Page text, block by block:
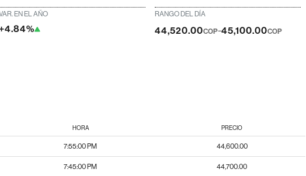
EN EL AÑO RANGO DEL DÍA
44,520.00COP-45,100.00COP
HORA PRECIO
7:55:00 PM 44,600.00
7:45:00 PM 44,700.00